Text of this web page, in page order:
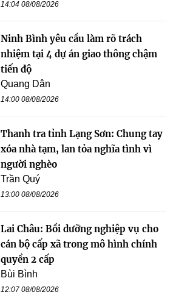
14:04 08/08/2026
Ninh Bình yêu cầu làm rõ trách
nhiệm tại 4 dự án giao thông chậm
tiến độ
Quang Dân
14:00 08/08/2026
Thanh tra tỉnh Lạng Sơn: Chung tay
xóa nhà tạm, lan tỏa nghĩa tình vì
người nghèo
Trần Quý
13:00 08/08/2026
Lai Châu: Bồi dưỡng nghiệp vụ cho
cán bộ cấp xã trong mô hình chính
quyền 2 cấp
Bùi Bình
12:07 08/08/2026